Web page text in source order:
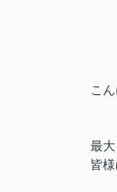
こ
最
皆